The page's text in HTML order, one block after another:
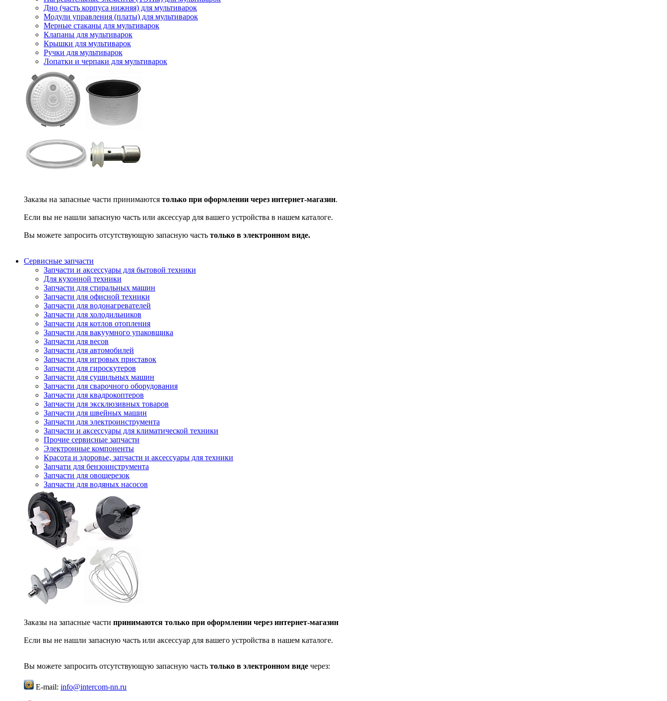
Дно (часть корпуса нижняя) для мультиварок
Модули управления (платы) для мультиварок
Мерные стаканы для мультиварок
Клапаны для мультиварок
Крышки для мультиварок
Ручки для мультиварок
Лопатки и черпаки для мультиварок
Заказы на запасные части принимаются только при оформлении через интернет-магазин.
Если вы не нашли запасную часть или аксессуар для вашего устройства в нашем каталоге.
Вы можете запросить отсутствующую запасную часть только в электронном виде.
Сервисные запчасти
Запчасти и аксессуары для бытовой техники
Для кухонной техники
Запчасти для стиральных машин
Запчасти для офисной техники
Запчасти для водонагревателей
Запчасти для холодильников
Запчасти для котлов отопления
Запчасти для вакуумного упаковщика
Запчасти для весов
Запчасти для автомобилей
Запчасти для игровых приставок
Запчасти для гироскутеров
Запчасти для сушильных машин
Запчасти для сварочного оборудования
Запчасти для квадрокоптеров
Запчасти для эксклюзивных товаров
Запчасти для швейных машин
Запчасти для электроинструмента
Запчасти и аксессуары для климатической техники
Прочие сервисные запчасти
Электронные компоненты
Красота и здоровье, запчасти и аксессуары для техники
Запчати для бензоинструмента
Запчасти для овощерезок
Запчасти для водяных насосов
Заказы на запасные части принимаются только при оформлении через интернет-магазин
Если вы не нашли запасную часть или аксессуар для вашего устройства в нашем каталоге.
Вы можете запросить отсутствующую запасную часть только в электронном виде через:
E-mail: info@intercom-nn.ru